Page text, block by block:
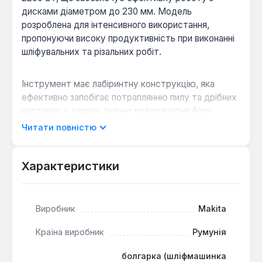
дисками діаметром до 230 мм. Модель
розроблена для інтенсивного використання,
пропонуючи високу продуктивність при виконанні
шліфувальних та різальних робіт.
Інструмент має лабіринтну конструкцію, яка
ефективно запобігає потраплянню пилу та дрібних
частинок у двигун, значно подовжуючи його
термін служби. Бічна рукоятка може бути
звичками та дозволяє адаптувати інструмент до
навантажень та загальної надійності механізму.
Захист від пилу:Лабіринтна конструкція
ефективно запобігає засміченню двигуна,
Читати повністю
Характеристики
Виробник Makita
Країна виробник Румунія
болгарка (шліфмашинка